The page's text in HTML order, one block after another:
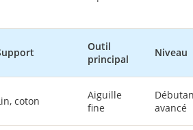
Outil
principal
Niveau
coton
Aiguille
fine
avancé